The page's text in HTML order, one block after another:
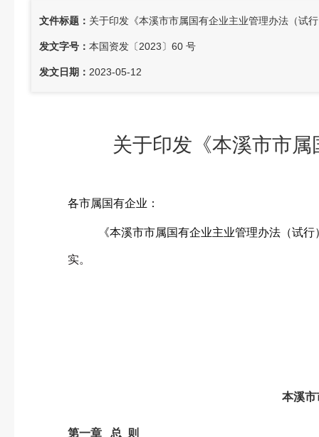
文件标题： 关于印发《本溪市市属国有企业主业管理办法（试
发文字号： 本国资发〔2023〕60 号
发文日期： 2023-05-12
关于印发《本溪市市
各市属国有企业：
《本溪市市属国有企业主业管理办法（试行
实。
本溪市
第一章 总 则